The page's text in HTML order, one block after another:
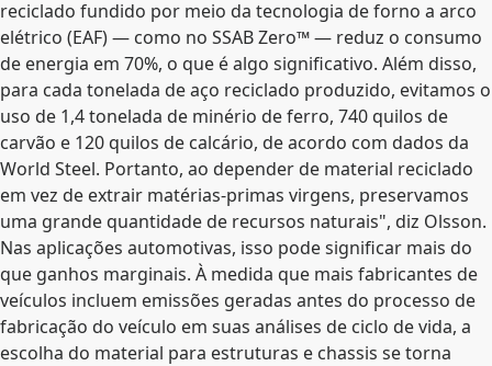
reciclado fundido por meio da tecnologia de forno a arco
elétrico (EAF) — como no SSAB Zero™ — reduz o consumo
de energia em 70%, o que é algo significativo. Além disso,
para cada tonelada de aço reciclado produzido, evitamos o
uso de 1,4 tonelada de minério de ferro, 740 quilos de
carvão e 120 quilos de calcário, de acordo com dados da
World Steel. Portanto, ao depender de material reciclado
em vez de extrair matérias-primas virgens, preservamos
uma grande quantidade de recursos naturais", diz Olsson.
Nas aplicações automotivas, isso pode significar mais do
que ganhos marginais. À medida que mais fabricantes de
veículos incluem emissões geradas antes do processo de
fabricação do veículo em suas análises de ciclo de vida, a
escolha do material para estruturas e chassis se torna